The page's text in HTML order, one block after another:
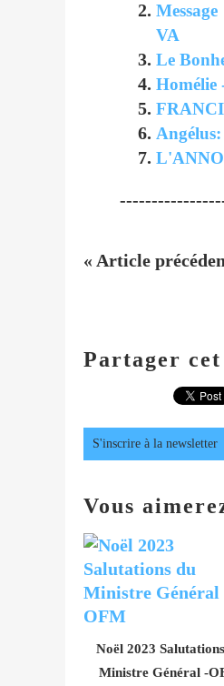
VA
Le
Homélie
« Article
Partager
S'inscrire à la newsletter
Vous
Noël 2023
Ministre Général -